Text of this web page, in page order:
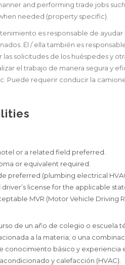
and performing trade jobs
needed (property specific).
es responsable de
Él / ella también es
solicitudes de los huéspedes y
el trabajo de manera segura y
Puede requerir conducir la
or a related field preferred.
or equivalent required.
preferred (plumbing electrical
driver’s license for the applicable
MVR (Motor Vehicle Driving
de un año de colegio o escuela
a la materia; o una
conocimiento básico y experiencia
y calefacción (HVAC).